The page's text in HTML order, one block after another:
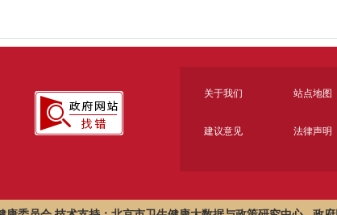
关于我们 站点地图
建议意见 法律声明